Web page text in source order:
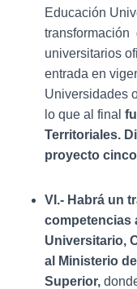
Educación
transformación
universitarios
entrada en
Universidades
lo que al final
Territoriales.
proyecto
VI.- Habrá un
competencias
Universitario,
al Ministerio
Superior,